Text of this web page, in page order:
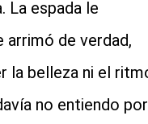
La espada le
arrimó de verdad,
la belleza ni el
no entiendo por